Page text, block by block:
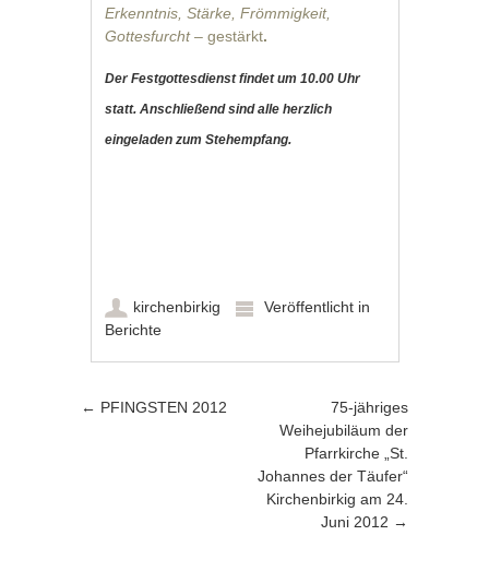
Erkenntnis, Stärke, Frömmigkeit,
Gottesfurcht– gestärkt.
Der Festgottesdienst findet um 10.00 Uhr
statt. Anschließend sind alle herzlich
eingeladen zum Stehempfang.
kirchenbirkig
Veröffentlicht in
Berichte
Artikel-Navigation
← PFINGSTEN 2012
75-jähriges
Weihejubiläum der
Pfarrkirche „St.
Johannes der Täufer“
Kirchenbirkig am 24.
Juni 2012 →